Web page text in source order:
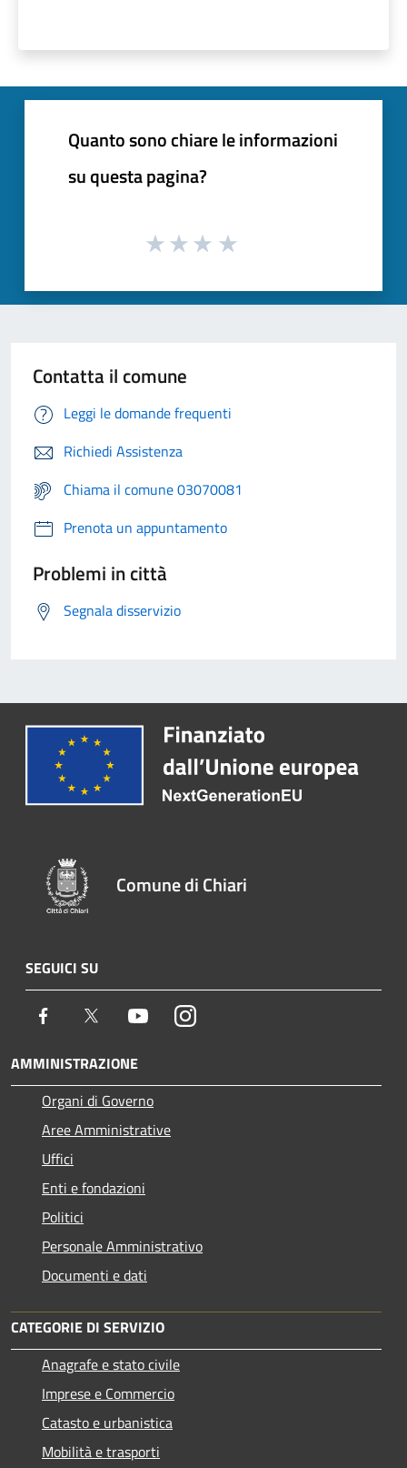
Quanto sono chiare le informazioni
su questa pagina?
Contatta il comune
Leggi le domande frequenti
Richiedi Assistenza
Chiama il comune 03070081
Prenota un appuntamento
Problemi in città
Segnala disservizio
Comune di Chiari
SEGUICI SU
Facebook Twitter YoutubeInstagram
AMMINISTRAZIONE
Organi di Governo
Aree Amministrative
Uffici
Enti e fondazioni
Politici
Personale Amministrativo
Documenti e dati
CATEGORIE DI SERVIZIO
Anagrafe e stato civile
Imprese e Commercio
Catasto e urbanistica
Mobilità e trasporti